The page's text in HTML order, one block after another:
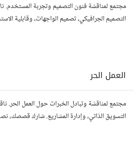
مجتمع لمناقشة فنون التصميم وتجربة المستخدم.
التصميم الجرافيكي، تصميم الواجهات، وقابلية
وتواصل مع مصممين ومتخصصين في تحسين
العمل الحر
مجتمع لمناقشة وتبادل الخبرات حول العمل الحر.
التسويق الذاتي، وإدارة المشاريع. شارك قصصك،